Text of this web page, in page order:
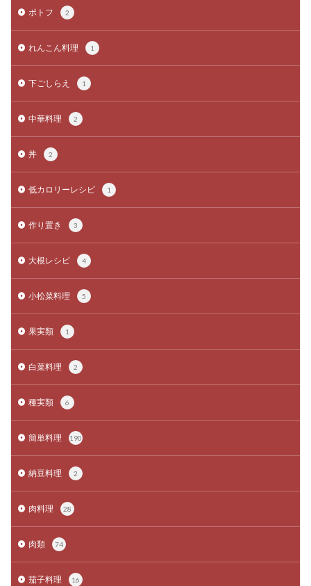
ポトフ 2
れんこん料理 1
下ごしらえ 1
中華料理 2
丼 2
低カロリーレシピ 1
作り置き 3
大根レシピ 4
小松菜料理 5
果実類 1
白菜料理 2
種実類 6
簡単料理 190
納豆料理 2
肉料理 28
肉類 74
茄子料理 16